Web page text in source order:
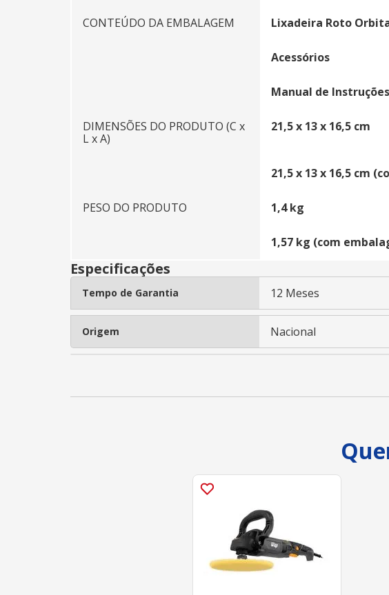
CONTEÚDO DA EMBALAGEM Lixadeira Roto
Acessórios
Manual de Instruções
DIMENSÕES DO PRODUTO (C x
L x A)
21,5 x 13 x 16,5 cm
21,5 x 13 x 16,5 cm
PESO DO PRODUTO 1,4 kg
1,57 kg (com
Especificações
Tempo de Garantia 12 Meses
Origem Nacional